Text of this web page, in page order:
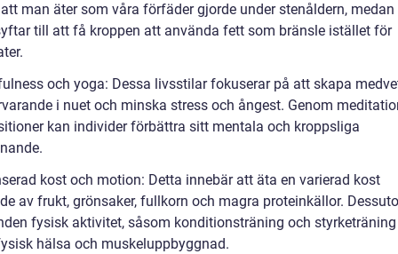
man äter som våra förfäder gjorde under stenåldern, medan
till att få kroppen att använda fett som bränsle istället för
och yoga: Dessa livsstilar fokuserar på att skapa
i nuet och minska stress och ångest. Genom
kan individer förbättra sitt mentala och kroppsliga
kost och motion: Detta innebär att äta en varierad kost
av frukt, grönsaker, fullkorn och magra proteinkällor.
fysisk aktivitet, såsom konditionsträning och
hälsa och muskeluppbyggnad.